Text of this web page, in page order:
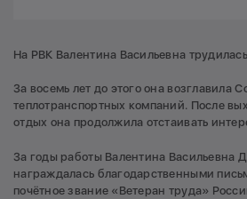
На РВК Валентина Васильевна
За восемь лет до этого она возглавила
теплотранспортных компаний. После
отдых она продолжила отстаивать
За годы работы Валентина Васильевна
награждалась благодарственными
почётное звание «Ветеран труда»